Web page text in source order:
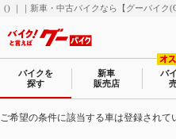
() ｜｜新車・中古バイクなら【グーバイク
バイクを
探す
新車
販売店
バ
ご希望の条件に該当する車は登録されて